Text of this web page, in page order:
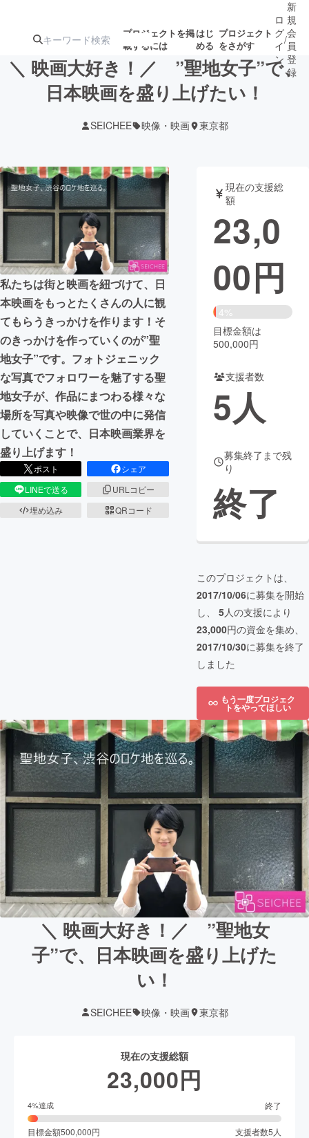
プロジェクトを掲
載するには
はじ
める
プロジェクト
をさがす
ターン
注目の新着プロ
ジェクト
募集終了が近いプ
ロジェクト
アート・写真 音楽
テクノロジー・ガジェット ゲーム・
映像・映画 書籍・雑誌
ビジネス・起業 チャレンジ
まちづくり・地域活性化
CAMPFIRE for Social Good
CAMPFIRE Creation
CAMPFIREふるさと納税machi-ya コミュニティ
ロ
グ
イ
ン
/
新
規
会
員
登
録
＼ 映画大好き！／ ”聖地女子”で、
日本映画を盛り上げたい！
SEICHEE 映像・映画 東京都
私たちは街と映画を紐づけて、日
本映画をもっとたくさんの人に観
てもらうきっかけを作ります！そ
のきっかけを作っていくのが”聖
地女子”です。フォトジェニック
な写真でフォロワーを魅了する聖
地女子が、作品にまつわる様々な
場所を写真や映像で世の中に発信
していくことで、日本映画業界を
盛り上げます！
ポスト
シェア
LINEで送る
URLコピー
埋め込み
QRコード
現在の支援総
額
23,0
00円
4%
目標金額は
500,000円
支援者数
5人
募集終了まで残
り
終了
このプロジェクトは、
2017/10/06に募集を開始
し、 5人の支援により
23,000円の資金を集め、
2017/10/30に募集を終了
しました
もう一度プロジェク
トをやってほしい
＼ 映画大好き！／ ”聖地女
子”で、日本映画を盛り上げた
い！
SEICHEE 映像・映画 東京都
現在の支援総額
23,000円
4%達成 終了
目標金額500,000円 支援者数5 人